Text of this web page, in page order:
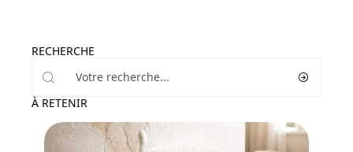
RECHERCHE
À RETENIR